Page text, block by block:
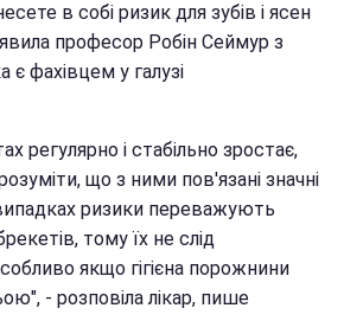
в собі ризик для зубів і ясен
професор Робін Сеймур з
є фахівцем у галузі
регулярно і стабільно зростає,
що з ними пов'язані значні
ризики переважують
тому їх не слід
якщо гігієна порожнини
- розповіла лікар, пише